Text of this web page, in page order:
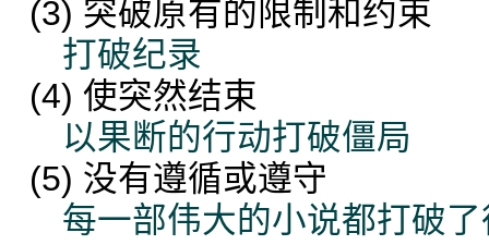
(3) 突破原有的限制和约束
打破纪录
(4) 使突然结束
以果断的行动打破僵局
(5) 没有遵循或遵守
每一部伟大的小说都打破